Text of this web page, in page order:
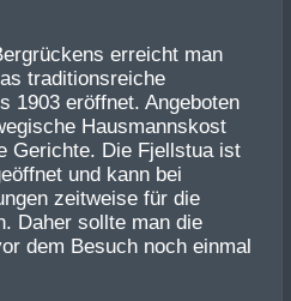
erreicht man
traditionsreiche
1903 eröffnet. Angeboten
Hausmannskost
Gerichte. Die Fjellstua ist
und kann bei
zeitweise für die
Daher sollte man die
dem Besuch noch einmal